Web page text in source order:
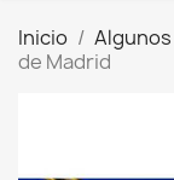
Inicio
de Madrid